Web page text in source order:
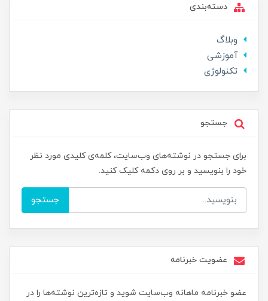
دسته‌بندی
وبلاگ
آموزشی
تکنولوژی
جستجو
برای جستجو در نوشته‌های وب‌سایت، کلمه‌ی کلیدی مورد نظر
خود را بنویسید و بر روی دکمه کلیک کنید.
جستجو
عضویت خبرنامه
عضو خبرنامه ماهانه وب‌سایت شوید و تازه‌ترین نوشته‌ها را در